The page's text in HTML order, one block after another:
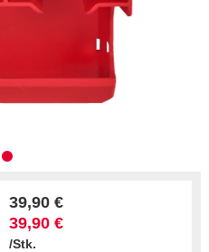
39,90 €
39,90 €
/Stk.